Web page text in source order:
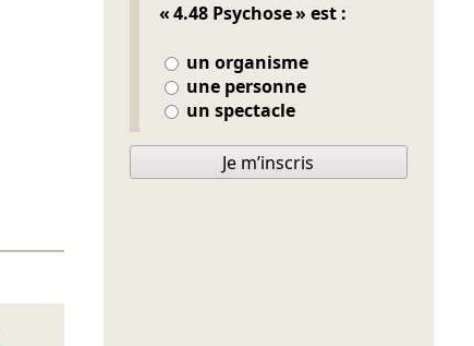
« 4.48 Psychose » est :
un organisme
une personne
un spectacle
Je m’inscris